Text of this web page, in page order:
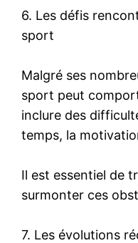
6. Les défis
sport
Malgré ses
sport peut
inclure des
temps, la
Il est essentiel de
surmonter ces
7. Les évolutions